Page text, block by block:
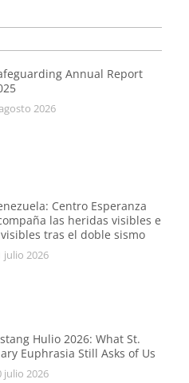
Annual Report
2026
Centro Esperanza
las heridas visibles e
tras el doble sismo
julio 2026
Hulio 2026: What St.
Euphrasia Still Asks of Us
julio 2026